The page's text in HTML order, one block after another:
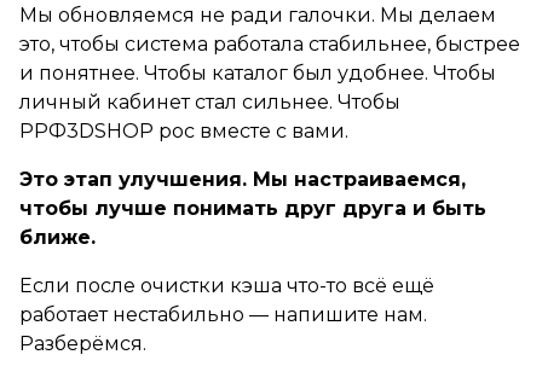
Мы обновляемся не ради галочки. Мы делаем
это, чтобы система работала стабильнее, быстрее
и понятнее. Чтобы каталог был удобнее. Чтобы
личный кабинет стал сильнее. Чтобы
РРФ3DSHOP рос вместе с вами.
Это этап улучшения. Мы настраиваемся,
чтобы лучше понимать друг друга и быть
ближе.
Если после очистки кэша что-то всё ещё
работает нестабильно — напишите нам.
Разберёмся.